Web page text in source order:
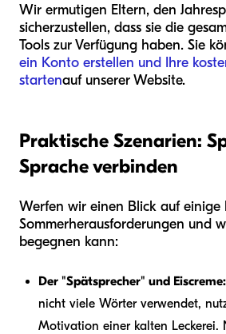
Wir ermutigen Eltern, den
sicherzustellen, dass sie die
Tools zur Verfügung haben. Sie
ein Konto erstellen und Ihre
startenauf unserer Website.
Praktische Szenarien:
Sprache verbinden
Werfen wir einen Blick auf einige
Sommerherausforderungen und
begegnen kann:
Der "Spätsprecher" und Eiscreme:
nicht viele Wörter verwendet,
Motivation einer kalten Leckerei.